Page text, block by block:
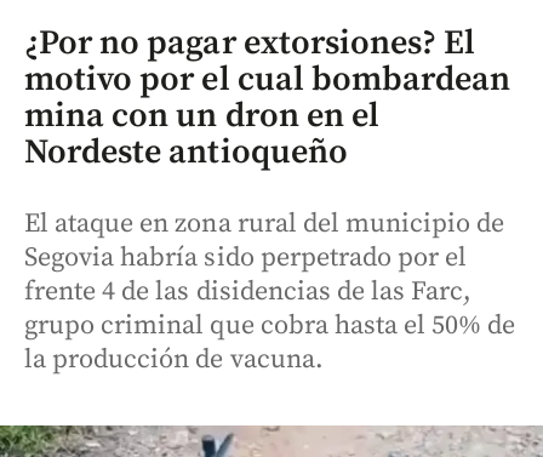
¿Por no pagar extorsiones? El
motivo por el cual bombardean
mina con un dron en el
Nordeste antioqueño
El ataque en zona rural del municipio de
Segovia habría sido perpetrado por el
frente 4 de las disidencias de las Farc,
grupo criminal que cobra hasta el 50% de
la producción de vacuna.